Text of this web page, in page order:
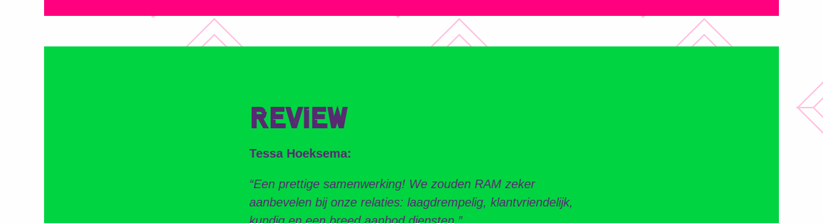
REVIEW
Tessa Hoeksema:
“Een prettige samenwerking! We zouden RAM zeker
aanbevelen bij onze relaties: laagdrempelig, klantvriendelijk,